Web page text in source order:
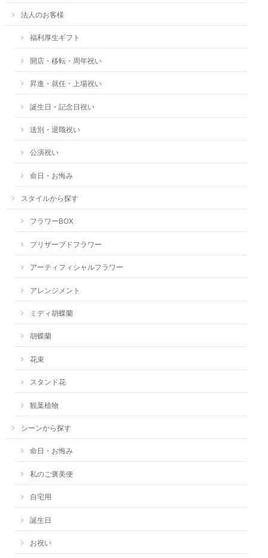
法人のお客様
福利厚生ギフト
開店・移転・周年祝い
昇進・就任・上場祝い
誕生日・記念日祝い
送別・退職祝い
公演祝い
命日・お悔み
スタイルから探す
フラワーBOX
プリザーブドフラワー
アーティフィシャルフラワー
アレンジメント
ミディ胡蝶蘭
胡蝶蘭
花束
スタンド花
観葉植物
シーンから探す
命日・お悔み
私のご褒美便
自宅用
誕生日
お祝い